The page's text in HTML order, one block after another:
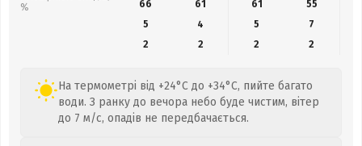
%
66
61 61 55
5
4 5
7
2
2 2 2
На термометрі від +24°C до +34°C, пийте багато
води. З ранку до вечора небо буде чистим, вітер
до 7 м/с, опадів не передбачається.